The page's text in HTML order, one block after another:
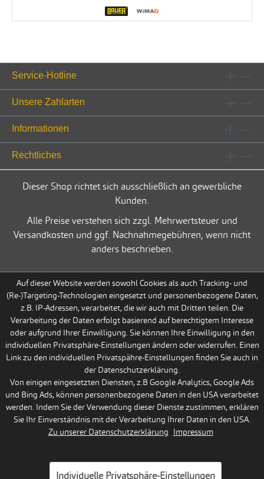
Service-Hotline
Unsere Zahlarten
Informationen
Rechtliches
Dieser Shop richtet sich ausschließlich an gewerbliche
Kunden.
Alle Preise verstehen sich zzgl. Mehrwertsteuer und
Versandkosten und ggf. Nachnahmegebühren, wenn nicht
anders beschrieben.
Auf dieser Website werden sowohl Cookies als auch Tracking- und
(Re-)Targeting-Technologien eingesetzt und personenbezogene Daten,
z.B. IP-Adressen, verarbeitet, die wir auch mit Dritten teilen. Die
Verarbeitung der Daten erfolgt basierend auf berechtigtem Interesse
oder aufgrund Ihrer Einwilligung. Sie können Ihre Einwilligung in den
individuellen Privatsphäre-Einstellungen ändern oder widerrufen. Einen
Link zu den individuellen Privatspähre-Einstellungen finden Sie auch in
der Datenschutzerklärung.
Von einigen eingesetzten Diensten, z.B Google Analytics, Google Ads
und Bing Ads, können personenbezogene Daten in den USA verarbeitet
werden. Indem Sie der Verwendung dieser Dienste zustimmen, erklären
Sie Ihr Einverständnis mit der Verarbeitung Ihrer Daten in den USA.
Zu unserer Datenschutzerklärung Impressum
Individuelle Privatsphäre-Einstellungen